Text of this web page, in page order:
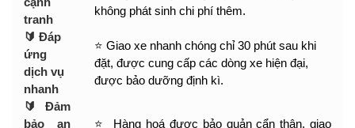
tranh
không phát sinh chi phí thêm.
🔰 Đáp
ứng
dịch vụ
nhanh
⭐ Giao xe nhanh chóng chỉ 30 phút sau khi
đặt, được cung cấp các dòng xe hiện đại,
được bảo dưỡng định kì.
🔰 Đảm
bảo an
⭐ Hàng hoá được bảo quản cẩn thận, giao